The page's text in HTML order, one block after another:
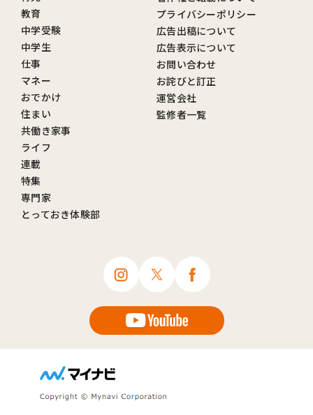
教育
中学受験
中学生
仕事
マネー
おでかけ
住まい
共働き家事
ライフ
連載
特集
専門家
とっておき体験部
プライバシーポリシー
広告出稿について
広告表示について
お問い合わせ
お詫びと訂正
運営会社
監修者一覧